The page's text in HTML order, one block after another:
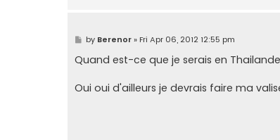
P
s
t
by Berenor» Fri Apr 06, 2012 12:55 pm
Quand est-ce que je serais en
Oui oui d'ailleurs je devrais faire ma